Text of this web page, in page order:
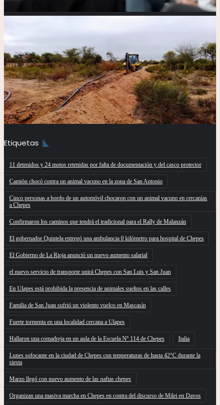
Etiquetas
11 detenidos y 24 motos retenidas por falta de documentación y del casco protector
Camión chocó contra un animal vacuno en la zona de San Antonio
Cinco personas a bordo de un automóvil chocaron con un animal vacuno en cercanías
a Chepes
Confirmaron los caminos que tendrá el tradicional para el Rally de Malanzán
El gobernador Quintela entregó una ambulancia 0 kilómetro para hospital de Chepes
El Gobierno de La Rioja anunció un nuevo aumento salarial
el nuevo servicio de transporte unirá Chepes con San Luis y San Juan
En Ulapes está prohibida la presencia de animales sueltos en las calles
Familia de San Juan sufrió un violento vuelco en Mascasín
Fuerte tormenta en una localidad cercana a Ulapes
Hallaron una comadreja en un aula de la Escuela Nº 114 de Chepes Italia
Lunes sofocante en la ciudad de Chepes con temperaturas de hasta 42°C durante la
siesta
Marzo llegó con nuevo aumento de las naftas chepes
Organizan una masiva marcha en Chepes en contra del discurso de Milei en Davos